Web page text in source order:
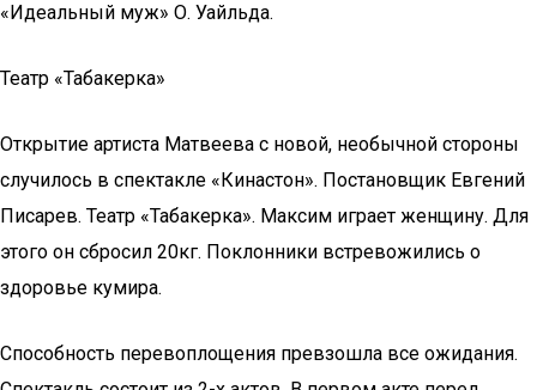
«Идеальный муж» О. Уайльда.
Театр «Табакерка»
Открытие артиста Матвеева с новой, необычной стороны
случилось в спектакле «Кинастон». Постановщик Евгений
Писарев. Театр «Табакерка». Максим играет женщину. Для
этого он сбросил 20кг. Поклонники встревожились о
здоровье кумира.
Способность перевоплощения превзошла все ожидания.